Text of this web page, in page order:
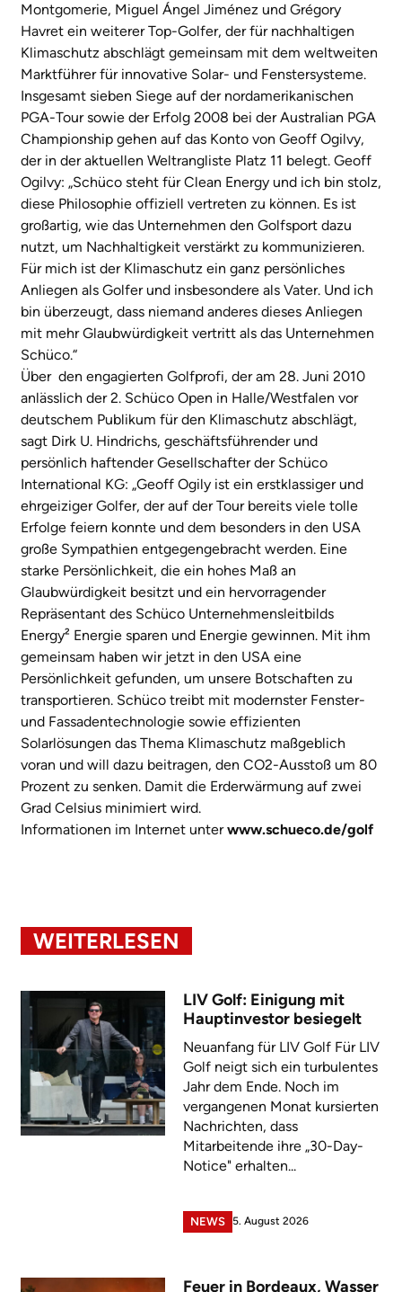
Montgomerie, Miguel Ángel Jiménez und Grégory
Havret ein weiterer Top-Golfer, der für nachhaltigen
Klimaschutz abschlägt gemeinsam mit dem weltweiten
Marktführer für innovative Solar- und Fenstersysteme.
Insgesamt sieben Siege auf der nordamerikanischen
PGA-Tour sowie der Erfolg 2008 bei der Australian PGA
Championship gehen auf das Konto von Geoff Ogilvy,
der in der aktuellen Weltrangliste Platz 11 belegt. Geoff
Ogilvy: „Schüco steht für Clean Energy und ich bin stolz,
diese Philosophie offiziell vertreten zu können. Es ist
großartig, wie das Unternehmen den Golfsport dazu
nutzt, um Nachhaltigkeit verstärkt zu kommunizieren.
Für mich ist der Klimaschutz ein ganz persönliches
Anliegen als Golfer und insbesondere als Vater. Und ich
bin überzeugt, dass niemand anderes dieses Anliegen
mit mehr Glaubwürdigkeit vertritt als das Unternehmen
Schüco.“
Über den engagierten Golfprofi, der am 28. Juni 2010
anlässlich der 2. Schüco Open in Halle/Westfalen vor
deutschem Publikum für den Klimaschutz abschlägt,
sagt Dirk U. Hindrichs, geschäftsführender und
persönlich haftender Gesellschafter der Schüco
International KG: „Geoff Ogily ist ein erstklassiger und
ehrgeiziger Golfer, der auf der Tour bereits viele tolle
Erfolge feiern konnte und dem besonders in den USA
große Sympathien entgegengebracht werden. Eine
starke Persönlichkeit, die ein hohes Maß an
Glaubwürdigkeit besitzt und ein hervorragender
Repräsentant des Schüco Unternehmensleitbilds
Energy² Energie sparen und Energie gewinnen. Mit ihm
gemeinsam haben wir jetzt in den USA eine
Persönlichkeit gefunden, um unsere Botschaften zu
transportieren. Schüco treibt mit modernster Fenster-
und Fassadentechnologie sowie effizienten
Solarlösungen das Thema Klimaschutz maßgeblich
voran und will dazu beitragen, den CO2-Ausstoß um 80
Prozent zu senken. Damit die Erderwärmung auf zwei
Grad Celsius minimiert wird.
Informationen im Internet unterwww.schueco.de/golf
WEITERLESEN
LIV Golf: Einigung mit
Hauptinvestor besiegelt
Neuanfang für LIV Golf Für LIV
Golf neigt sich ein turbulentes
Jahr dem Ende. Noch im
vergangenen Monat kursierten
Nachrichten, dass
Mitarbeitende ihre „30-Day-
Notice" erhalten...
NEWS 5. August 2026
Feuer in Bordeaux, Wasser